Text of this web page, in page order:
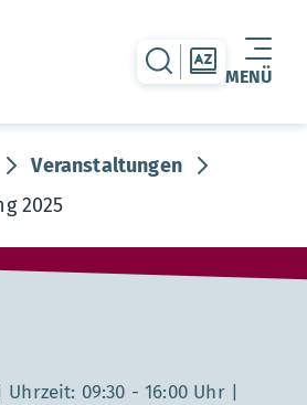
MENÜ
Warenkorb leer
zur Suche-Seite
zur
Veranstaltungen
2025
Dauer:
Uhrzeit: 09:30 - 16:00 Uhr